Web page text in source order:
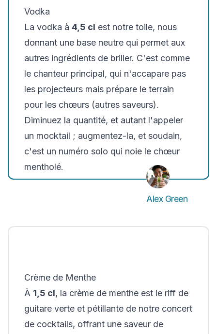
Vodka
La vodka à 4,5 cl est notre toile, nous
donnant une base neutre qui permet aux
autres ingrédients de briller. C'est comme
le chanteur principal, qui n'accapare pas
les projecteurs mais prépare le terrain
pour les chœurs (autres saveurs).
Diminuez la quantité, et autant l'appeler
un mocktail ; augmentez-la, et soudain,
c'est un numéro solo qui noie le chœur
mentholé.
Alex Green
Crème de Menthe
À 1,5 cl, la crème de menthe est le riff de
guitare verte et pétillante de notre concert
de cocktails, offrant une saveur de